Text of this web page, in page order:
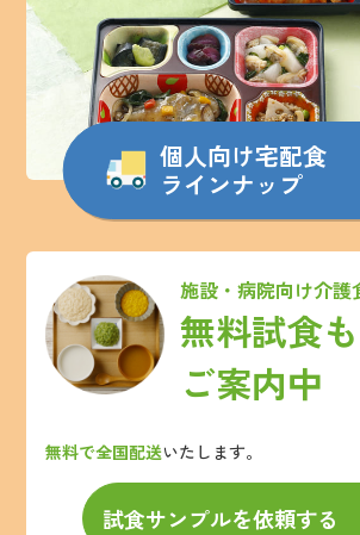
個人向け宅配食
ラインナップ
施設・病院向け介護
無料試食も
ご案内中
無料で全国配送いたします。
試食サンプルを依頼する